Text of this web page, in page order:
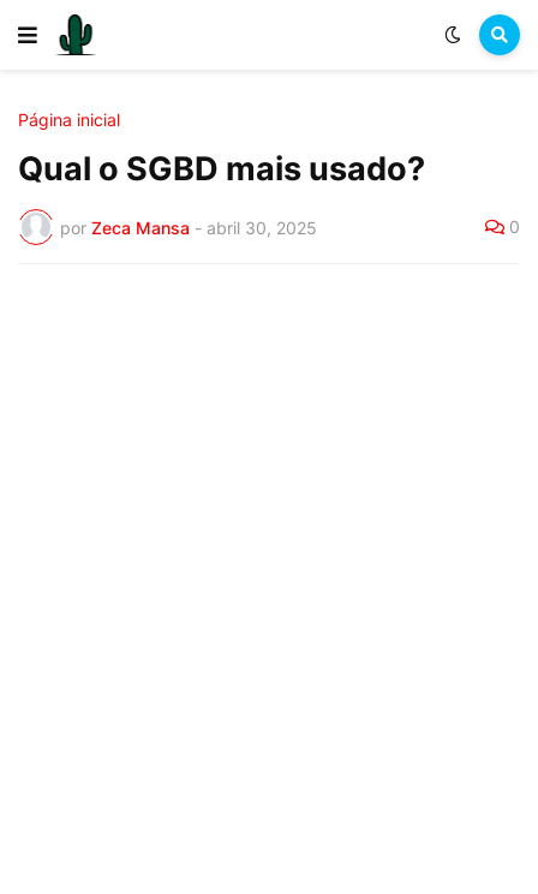
Página inicial
Qual o SGBD mais usado?
por Zeca Mansa - abril 30, 2025 0